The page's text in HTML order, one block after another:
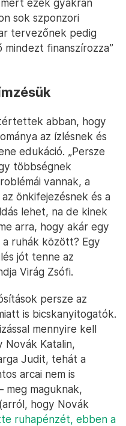
ezek gyakran
sok szponzori
tervezőnek pedig
mindezt finanszírozza”
abban, hogy
az ízlésnek és
edukáció. „Persze
többségnek
vannak, a
önkifejezésnek és a
lehet, na de kinek
arra, hogy akár egy
ruhák között? Egy
jót tenne az
Virág Zsófi.
persze az
is bicskanyitogatók.
mennyire kell
Novák Katalin,
Judit, tehát a
arcai nem is
meg maguknak,
hogy Novák
ruhapénzét, ebben a